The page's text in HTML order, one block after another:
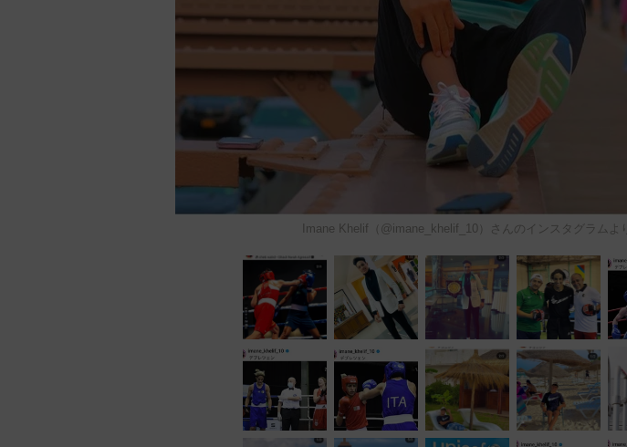
Imane Khelif（@imane_khelif_10）さんのインスタグラムより